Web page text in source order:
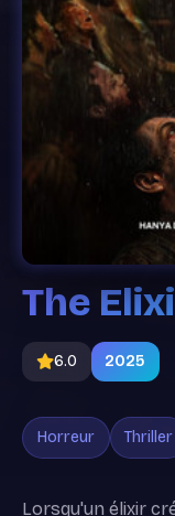
The
6.0 2025
Horreur Thriller
Lorsqu'un élixir